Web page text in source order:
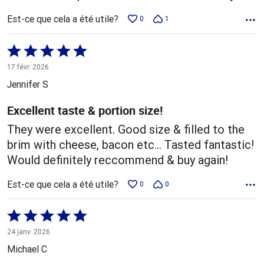
Est-ce que cela a été utile? 0 1
Coté
5 sur
5
17 févr. 2026
Jennifer S
Excellent taste & portion size!
They were excellent. Good size & filled to the
brim with cheese, bacon etc... Tasted fantastic!
Would definitely reccommend & buy again!
Est-ce que cela a été utile? 0 0
Coté
5 sur
5
24 janv. 2026
Michael C